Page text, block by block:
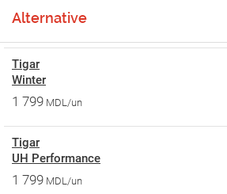
Alternative
Tigar
Winter
1 799 MDL/un
Tigar
UH Performance
1 799 MDL/un